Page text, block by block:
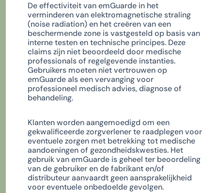
De effectiviteit van emGuarde in het
verminderen van elektromagnetische straling
(noise radiation) en het creëren van een
beschermende zone is vastgesteld op basis van
interne testen en technische principes. Deze
claims zijn niet beoordeeld door medische
professionals of regelgevende instanties.
Gebruikers moeten niet vertrouwen op
emGuarde als een vervanging voor
professioneel medisch advies, diagnose of
behandeling.
Klanten worden aangemoedigd om een
gekwalificeerde zorgverlener te raadplegen voor
eventuele zorgen met betrekking tot medische
aandoeningen of gezondheidskwesties. Het
gebruik van emGuarde is geheel ter beoordeling
van de gebruiker en de fabrikant en/of
distributeur aanvaardt geen aansprakelijkheid
voor eventuele onbedoelde gevolgen.